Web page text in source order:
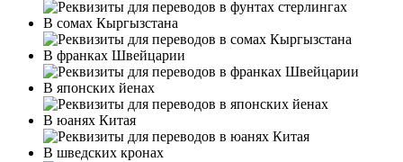
В сомах Кыргызстана
В франках Швейцарии
В японских йенах
В юанях Китая
В шведских кронах